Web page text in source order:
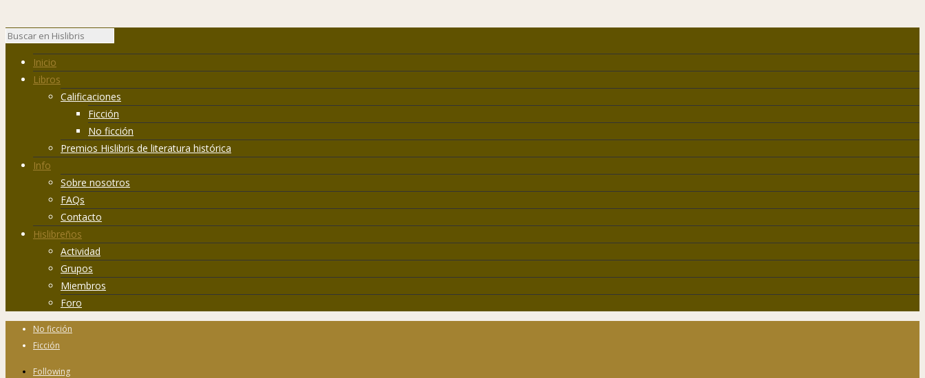
Inicio
Libros
Calificaciones
Ficción
No ficción
Premios Hislibris de literatura histórica
Info
Sobre nosotros
FAQs
Contacto
Hislibreños
Actividad
Grupos
Miembros
Foro
No ficción
Ficción
Following